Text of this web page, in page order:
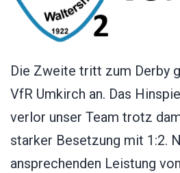
Die Zweite tritt zum Derby
VfR Umkirch an. Das
verlor unser Team trotz
starker Besetzung mit 1:2.
ansprechenden Leistung